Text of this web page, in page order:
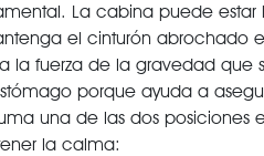
La cabina puede
el cinturón abrochado
la fuerza de la gravedad que
porque ayuda a
una de las dos
la calma: